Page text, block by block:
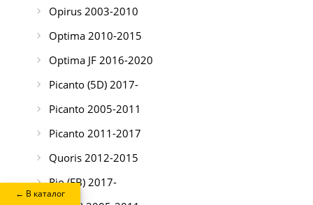
← В каталог
Opirus 2003-2010
Optima 2010-2015
Optima JF 2016-2020
Picanto (5D) 2017-
Picanto 2005-2011
Picanto 2011-2017
Quoris 2012-2015
Rio (FB) 2017-